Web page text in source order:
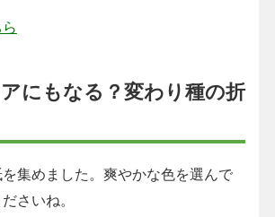
ら
にもなる？変わり種の折
集めました。爽やかな色を選んで
さいね。